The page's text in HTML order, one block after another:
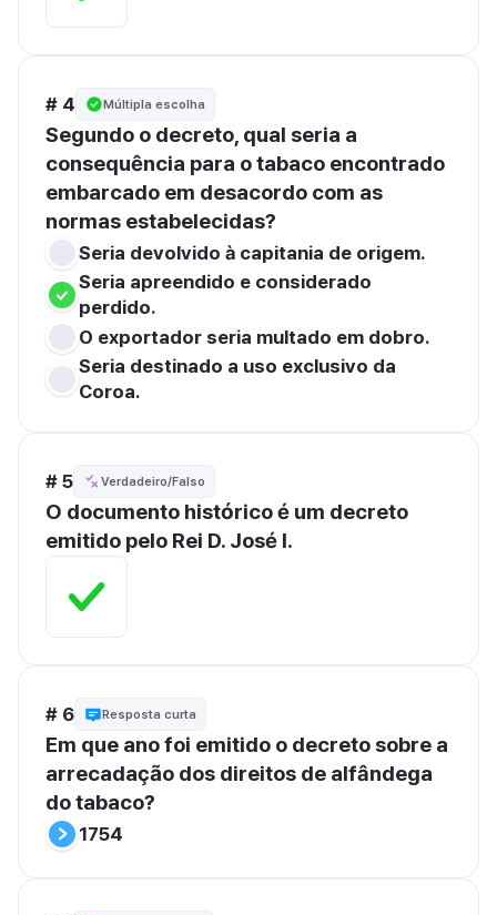
# 4 Múltipla escolha
Segundo o decreto, qual seria a
consequência para o tabaco encontrado
embarcado em desacordo com as
normas estabelecidas?
Seria devolvido à capitania de origem.
Seria apreendido e considerado
perdido.
O exportador seria multado em dobro.
Seria destinado a uso exclusivo da
Coroa.
# 5 Verdadeiro/Falso
O documento histórico é um decreto
emitido pelo Rei D. José I.
# 6 Resposta curta
Em que ano foi emitido o decreto sobre a
arrecadação dos direitos de alfândega
do tabaco?
1754